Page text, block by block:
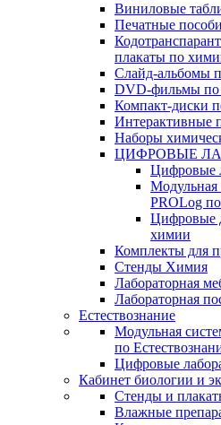
Виниловые
Печатные
плакаты по
Слайд-альбомы
DVD-фильмы
Компакт-диски
Интерактивные
Наборы
ЦИФРОВЫЕ
Цифровые
Модульная
PROLog
Цифровые
химии
Комплекты для
Стенды Химия
Лабораторная
Лабораторная
Естествознание
Модульная
по
Цифровые
Кабинет биологии и
Стенды и
Влажные